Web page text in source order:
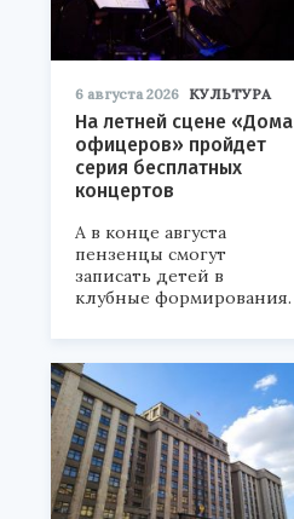
6 августа 2026 КУЛЬТУРА
На летней сцене «Дома
офицеров» пройдет
серия бесплатных
концертов
А в конце августа
пензенцы смогут
записать детей в
клубные формирования.